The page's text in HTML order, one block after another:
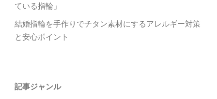
ている指輪」
結婚指輪を手作りでチタン素材にするアレルギー対策
と安心ポイント
記事ジャンル